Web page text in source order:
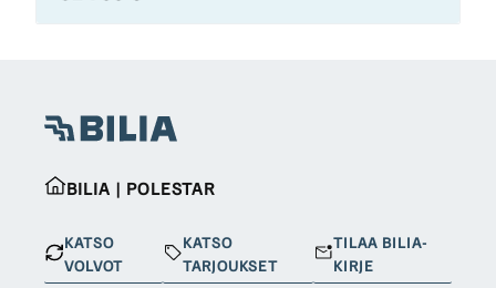
BILIA | POLESTAR
KATSO
VOLVOT
KATSO
TARJOUKSET
TILAA BILIA-
KIRJE